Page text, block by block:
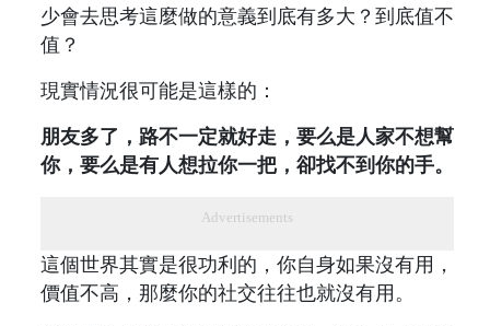
少會去思考這麼做的意義到底有多大？到底值不
值？
現實情況很可能是這樣的：
朋友多了，路不一定就好走，要么是人家不想幫
你，要么是有人想拉你一把，卻找不到你的手。
Advertisements
這個世界其實是很功利的，你自身如果沒有用，
價值不高，那麼你的社交往往也就沒有用。